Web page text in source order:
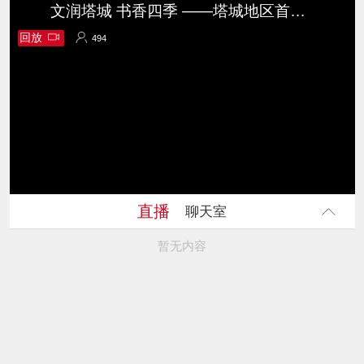
回放 494
文润塔城 书香四季 ——塔城地区首届全民阅读大会实况
直播 聊天室
暂无内容